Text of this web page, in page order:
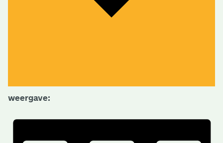
weergave: